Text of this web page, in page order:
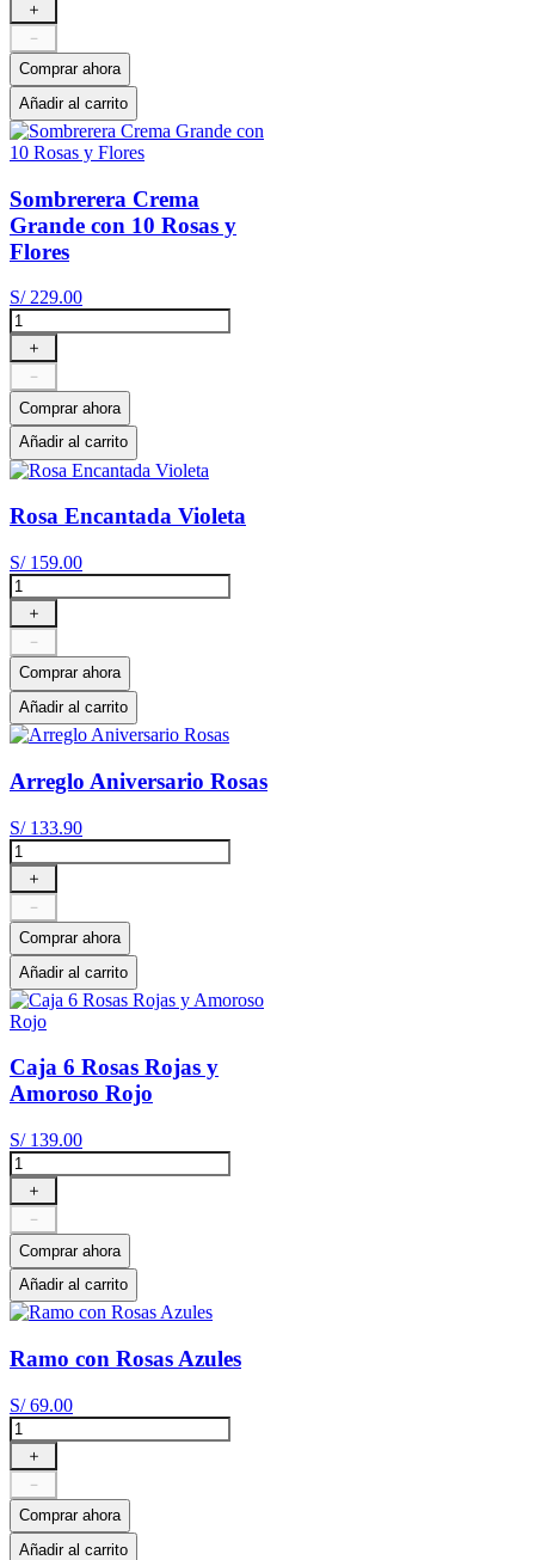
＋
－
Comprar ahora
Añadir al carrito
Sombrerera Crema
Grande con 10 Rosas y
Flores
S/ 229.00
＋
－
Comprar ahora
Añadir al carrito
Rosa Encantada Violeta
S/ 159.00
＋
－
Comprar ahora
Añadir al carrito
Arreglo Aniversario Rosas
S/ 133.90
＋
－
Comprar ahora
Añadir al carrito
Caja 6 Rosas Rojas y
Amoroso Rojo
S/ 139.00
＋
－
Comprar ahora
Añadir al carrito
Ramo con Rosas Azules
S/ 69.00
＋
－
Comprar ahora
Añadir al carrito